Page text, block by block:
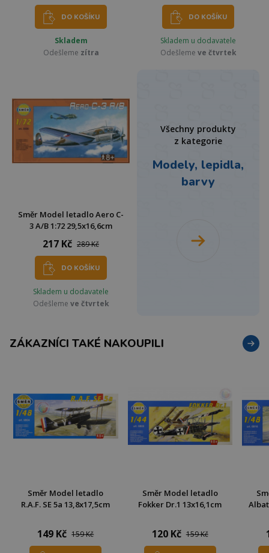
DO KOŠÍKU
Skladem
Odešleme zítra
DO KOŠÍKU
Skladem u dodavatele
Odešleme ve čtvrtek
Směr Model letadlo Aero C-
3 A/B 1:72 29,5x16,6cm
217 Kč 289 Kč
DO KOŠÍKU
Skladem u dodavatele
Odešleme ve čtvrtek
Všechny produkty
z kategorie
Modely, lepidla,
barvy
ZÁKAZNÍCI TAKÉ NAKOUPILI
Směr Model letadlo
R.A.F. SE 5a 13,8x17,5cm
149 Kč 159 Kč
Směr Model letadlo
Fokker Dr.1 13x16,1cm
120 Kč 159 Kč